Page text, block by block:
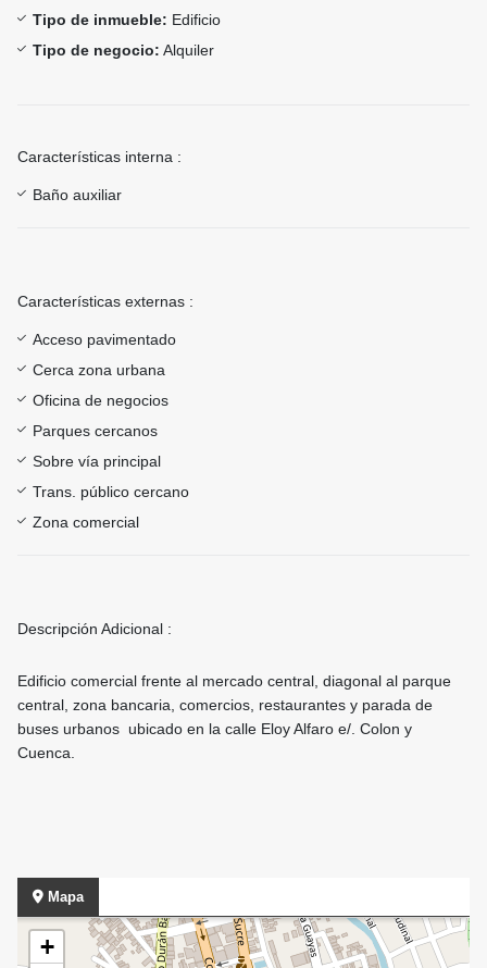
Tipo de inmueble: Edificio
Tipo de negocio: Alquiler
Características interna :
Baño auxiliar
Características externas :
Acceso pavimentado
Cerca zona urbana
Oficina de negocios
Parques cercanos
Sobre vía principal
Trans. público cercano
Zona comercial
Descripción Adicional :
Edificio comercial frente al mercado central, diagonal al parque
central, zona bancaria, comercios, restaurantes y parada de
buses urbanos ubicado en la calle Eloy Alfaro e/. Colon y
Cuenca.
Mapa
+